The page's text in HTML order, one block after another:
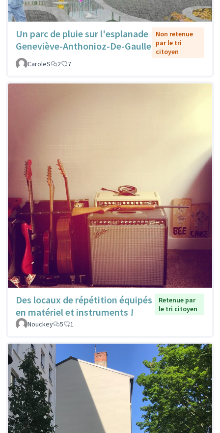
Un parc de pluie sur l'esplanade
Geneviève-Anthonioz-De-Gaulle
Non retenue
par le tri
citoyen
CaroleS
2 7
Des locaux de répétition équipés
en matériel et instruments !
Retenue par
le tri citoyen
Nouckey
5 1